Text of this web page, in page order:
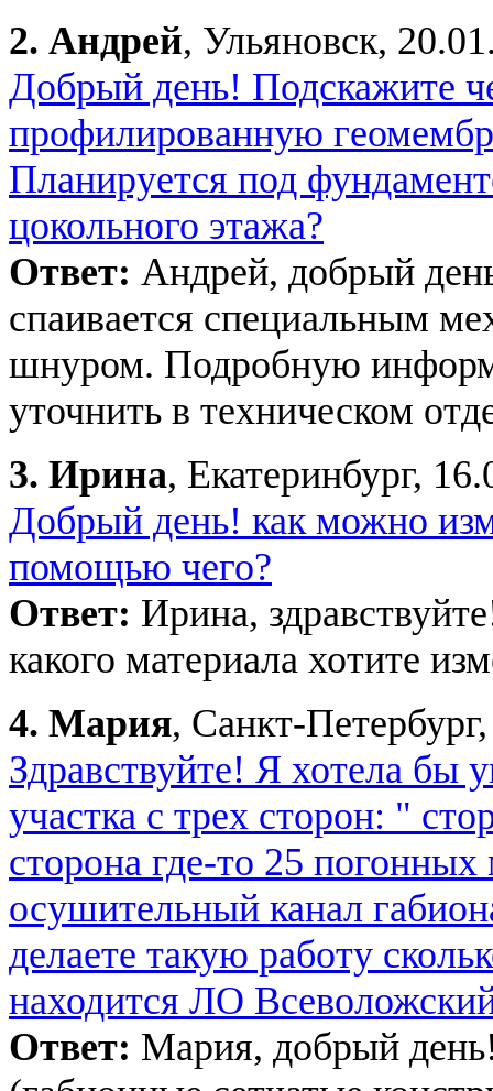
2. Андрей, Ульяновск,
Добрый день! Подскажите
профилированную
Планируется под
цокольного этажа?
Ответ: Андрей, добрый
спаивается специальным
шнуром. Подробную
уточнить в техническом
3. Ирина, Екатеринбург,
Добрый день! как можно
помощью чего?
Ответ: Ирина,
какого материала хотите
4. Мария, Санкт-
Здравствуйте! Я хотела бы
участка с трех сторон: "
сторона где-то 25
осушительный канал
делаете такую работу
находится ЛО
Ответ: Мария, добрый